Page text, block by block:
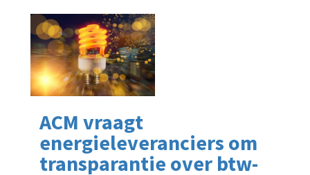
ACM vraagt
energieleveranciers om
transparantie over btw-